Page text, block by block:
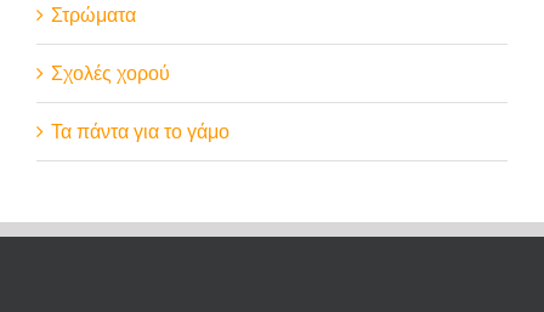
Στρώματα
Σχολές χορού
Τα πάντα για το γάμο